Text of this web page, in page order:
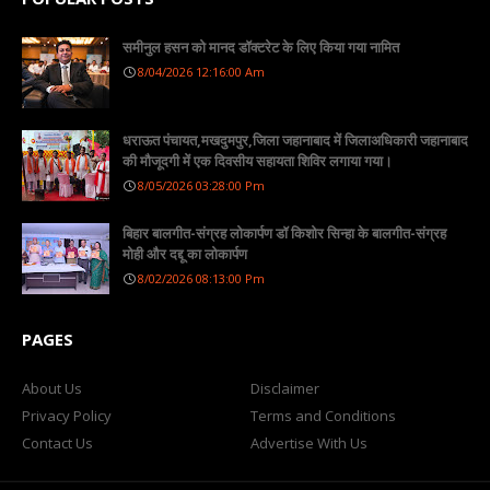
समीनुल हसन को मानद डॉक्टरेट के लिए किया गया नामित
8/04/2026 12:16:00 Am
धराऊत पंचायत,मखदुमपुर,जिला जहानाबाद में जिलाअधिकारी जहानाबाद
की मौजूदगी में एक दिवसीय सहायता शिविर लगाया गया।
8/05/2026 03:28:00 Pm
बिहार बालगीत-संग्रह लोकार्पण डॉ किशोर सिन्हा के बालगीत-संग्रह
मोही और दद्दू का लोकार्पण
8/02/2026 08:13:00 Pm
PAGES
About Us
Disclaimer
Privacy Policy
Terms and Conditions
Contact Us
Advertise With Us